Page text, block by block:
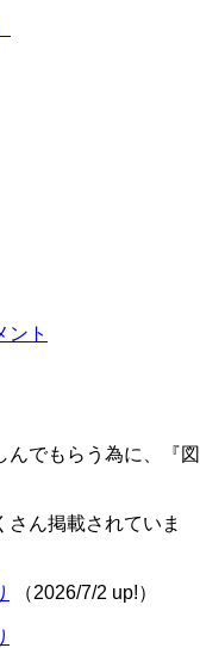
ント
んでもらう為に、『図
さん掲載されていま
（2026/7/2 up!）